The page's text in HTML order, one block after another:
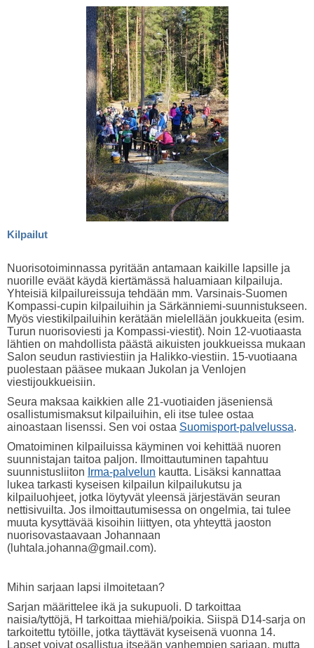
Kilpailut
Nuorisotoiminnassa pyritään antamaan kaikille lapsille ja
nuorille eväät käydä kiertämässä haluamiaan kilpailuja.
Yhteisiä kilpailureissuja tehdään mm. Varsinais-Suomen
Kompassi-cupin kilpailuihin ja Särkänniemi-suunnistukseen.
Myös viestikilpailuihin kerätään mielellään joukkueita (esim.
Turun nuorisoviesti ja Kompassi-viestit). Noin 12-vuotiaasta
lähtien on mahdollista päästä aikuisten joukkueissa mukaan
Salon seudun rastiviestiin ja Halikko-viestiin. 15-vuotiaana
puolestaan pääsee mukaan Jukolan ja Venlojen
viestijoukkueisiin.
Seura maksaa kaikkien alle 21-vuotiaiden jäseniensä
osallistumismaksut kilpailuihin, eli itse tulee ostaa
ainoastaan lisenssi. Sen voi ostaa Suomisport-palvelussa.
Omatoiminen kilpailuissa käyminen voi kehittää nuoren
suunnistajan taitoa paljon. Ilmoittautuminen tapahtuu
suunnistusliiton Irma-palvelun kautta. Lisäksi kannattaa
lukea tarkasti kyseisen kilpailun kilpailukutsu ja
kilpailuohjeet, jotka löytyvät yleensä järjestävän seuran
nettisivuilta. Jos ilmoittautumisessa on ongelmia, tai tulee
muuta kysyttävää kisoihin liittyen, ota yhteyttä jaoston
nuorisovastaavaan Johannaan
(luhtala.johanna@gmail.com).
Mihin sarjaan lapsi ilmoitetaan?
Sarjan määrittelee ikä ja sukupuoli. D tarkoittaa
naisia/tyttöjä, H tarkoittaa miehiä/poikia. Siispä D14-sarja on
tarkoitettu tytöille, jotka täyttävät kyseisenä vuonna 14.
Lapset voivat osallistua itseään vanhempien sarjaan, mutta